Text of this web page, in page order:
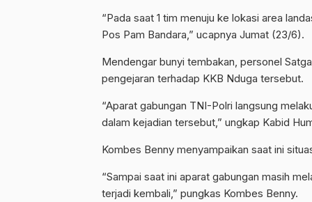
“Pada saat 1 tim menuju ke lokasi area
Pos Pam Bandara,” ucapnya Jumat (23/6).
Mendengar bunyi tembakan, personel
pengejaran terhadap KKB Nduga tersebut.
“Aparat gabungan TNI-Polri langsung
dalam kejadian tersebut,” ungkap Kabid
Kombes Benny menyampaikan saat ini
“Sampai saat ini aparat gabungan masih
terjadi kembali,” pungkas Kombes Benny.